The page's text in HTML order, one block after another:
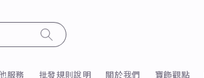
服務 批發規則說明 關於我們 寶飾觀點